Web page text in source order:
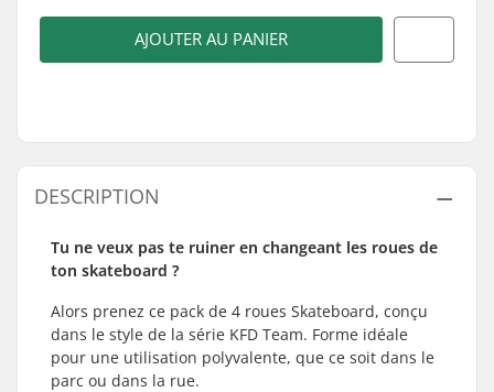
AJOUTER AU PANIER
DESCRIPTION
Tu ne veux pas te ruiner en changeant les roues de
ton skateboard ?
Alors prenez ce pack de 4 roues Skateboard, conçu
dans le style de la série KFD Team. Forme idéale
pour une utilisation polyvalente, que ce soit dans le
parc ou dans la rue.